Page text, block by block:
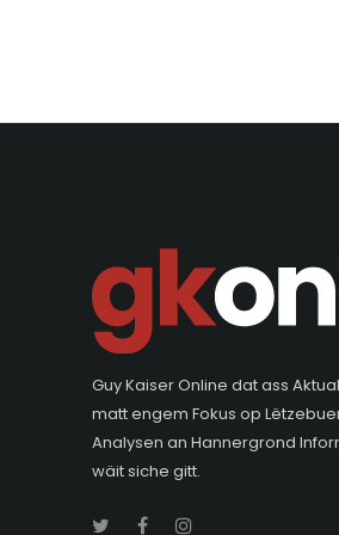
Guy Kaiser Online dat ass
matt engem Fokus op
Analysen an Hannergrond
wäit siche gitt.